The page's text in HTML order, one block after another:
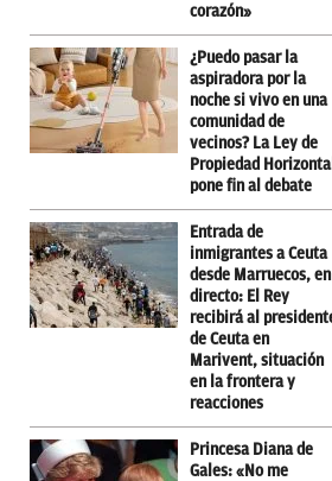
corazón»
¿Puedo pasar la
aspiradora por la
noche si vivo en una
comunidad de
vecinos? La Ley de
Propiedad Horizontal
pone fin al debate
Entrada de
inmigrantes a Ceuta
desde Marruecos, en
directo: El Rey
recibirá al
de Ceuta en
Marivent, situación
en la frontera y
reacciones
Princesa Diana de
Gales: «No me